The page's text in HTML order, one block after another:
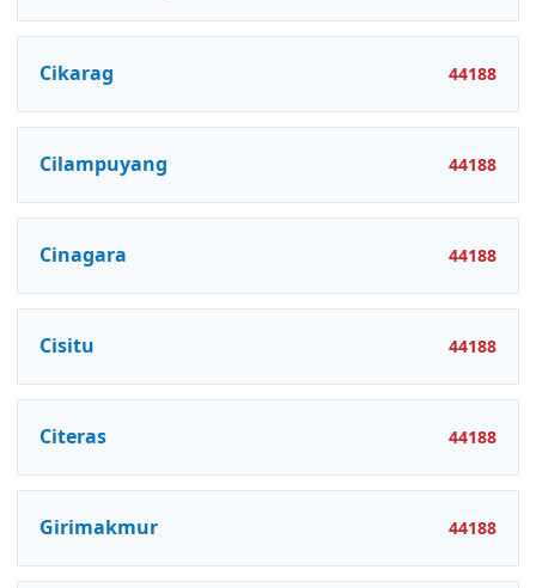
Cikarag 44188
Cilampuyang 44188
Cinagara 44188
Cisitu 44188
Citeras 44188
Girimakmur 44188